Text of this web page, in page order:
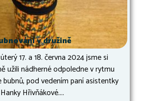
v družině
17. a 18. června 2024 jsme si
užili nádherné odpoledne v rytmu
pod vedením paní asistentky
Hanky Hřivňákové....